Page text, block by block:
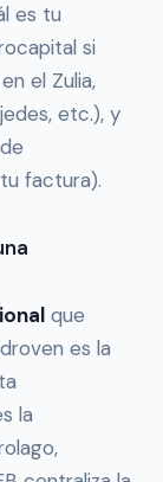
es tu
si
el Zulia,
etc.), y
factura).
que
es la
la